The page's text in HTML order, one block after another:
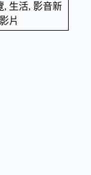
, 生活, 影音新
片